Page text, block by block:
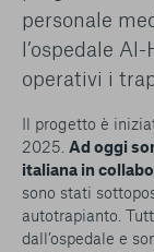
personale
l’ospedale
operativi i
Il progetto è
2025. Ad oggi
italiana in
sono stati
autotrapianto.
dall’ospedale e